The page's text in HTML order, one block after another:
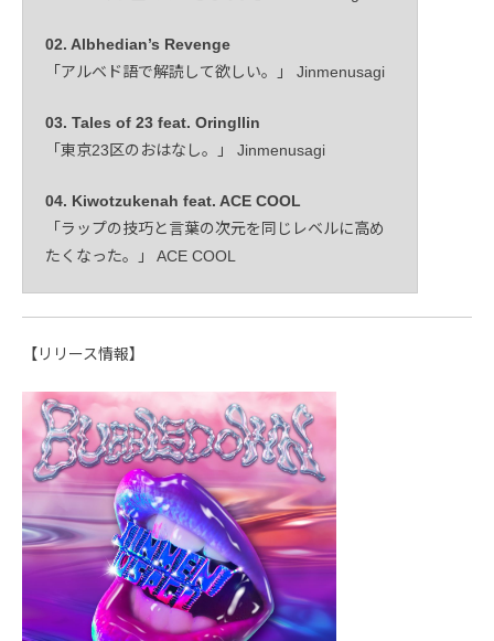
02. Albhedian’s Revenge
「アルベド語で解読して欲しい。」 Jinmenusagi
03. Tales of 23 feat. Oringllin
「東京23区のおはなし。」 Jinmenusagi
04. Kiwotzukenah feat. ACE COOL
「ラップの技巧と言葉の次元を同じレベルに高め
たくなった。」 ACE COOL
【リリース情報】